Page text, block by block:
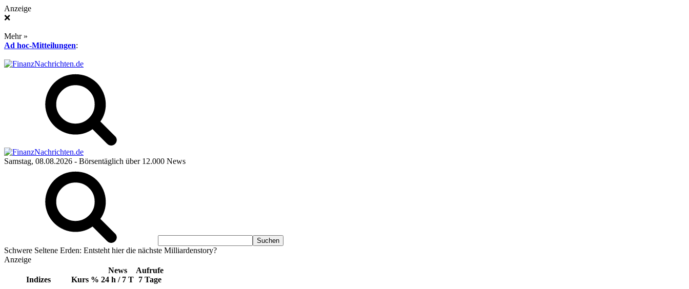
Anzeige
❌
Mehr »
Ad hoc-Mitteilungen:
Samstag, 08.08.2026 - Börsentäglich über 12.000 News
Schwere Seltene Erden: Entsteht hier die nächste Milliardenstory?
Anzeige
Indizes Kurs %
News
24 h / 7 T
Aufrufe
7 Tage